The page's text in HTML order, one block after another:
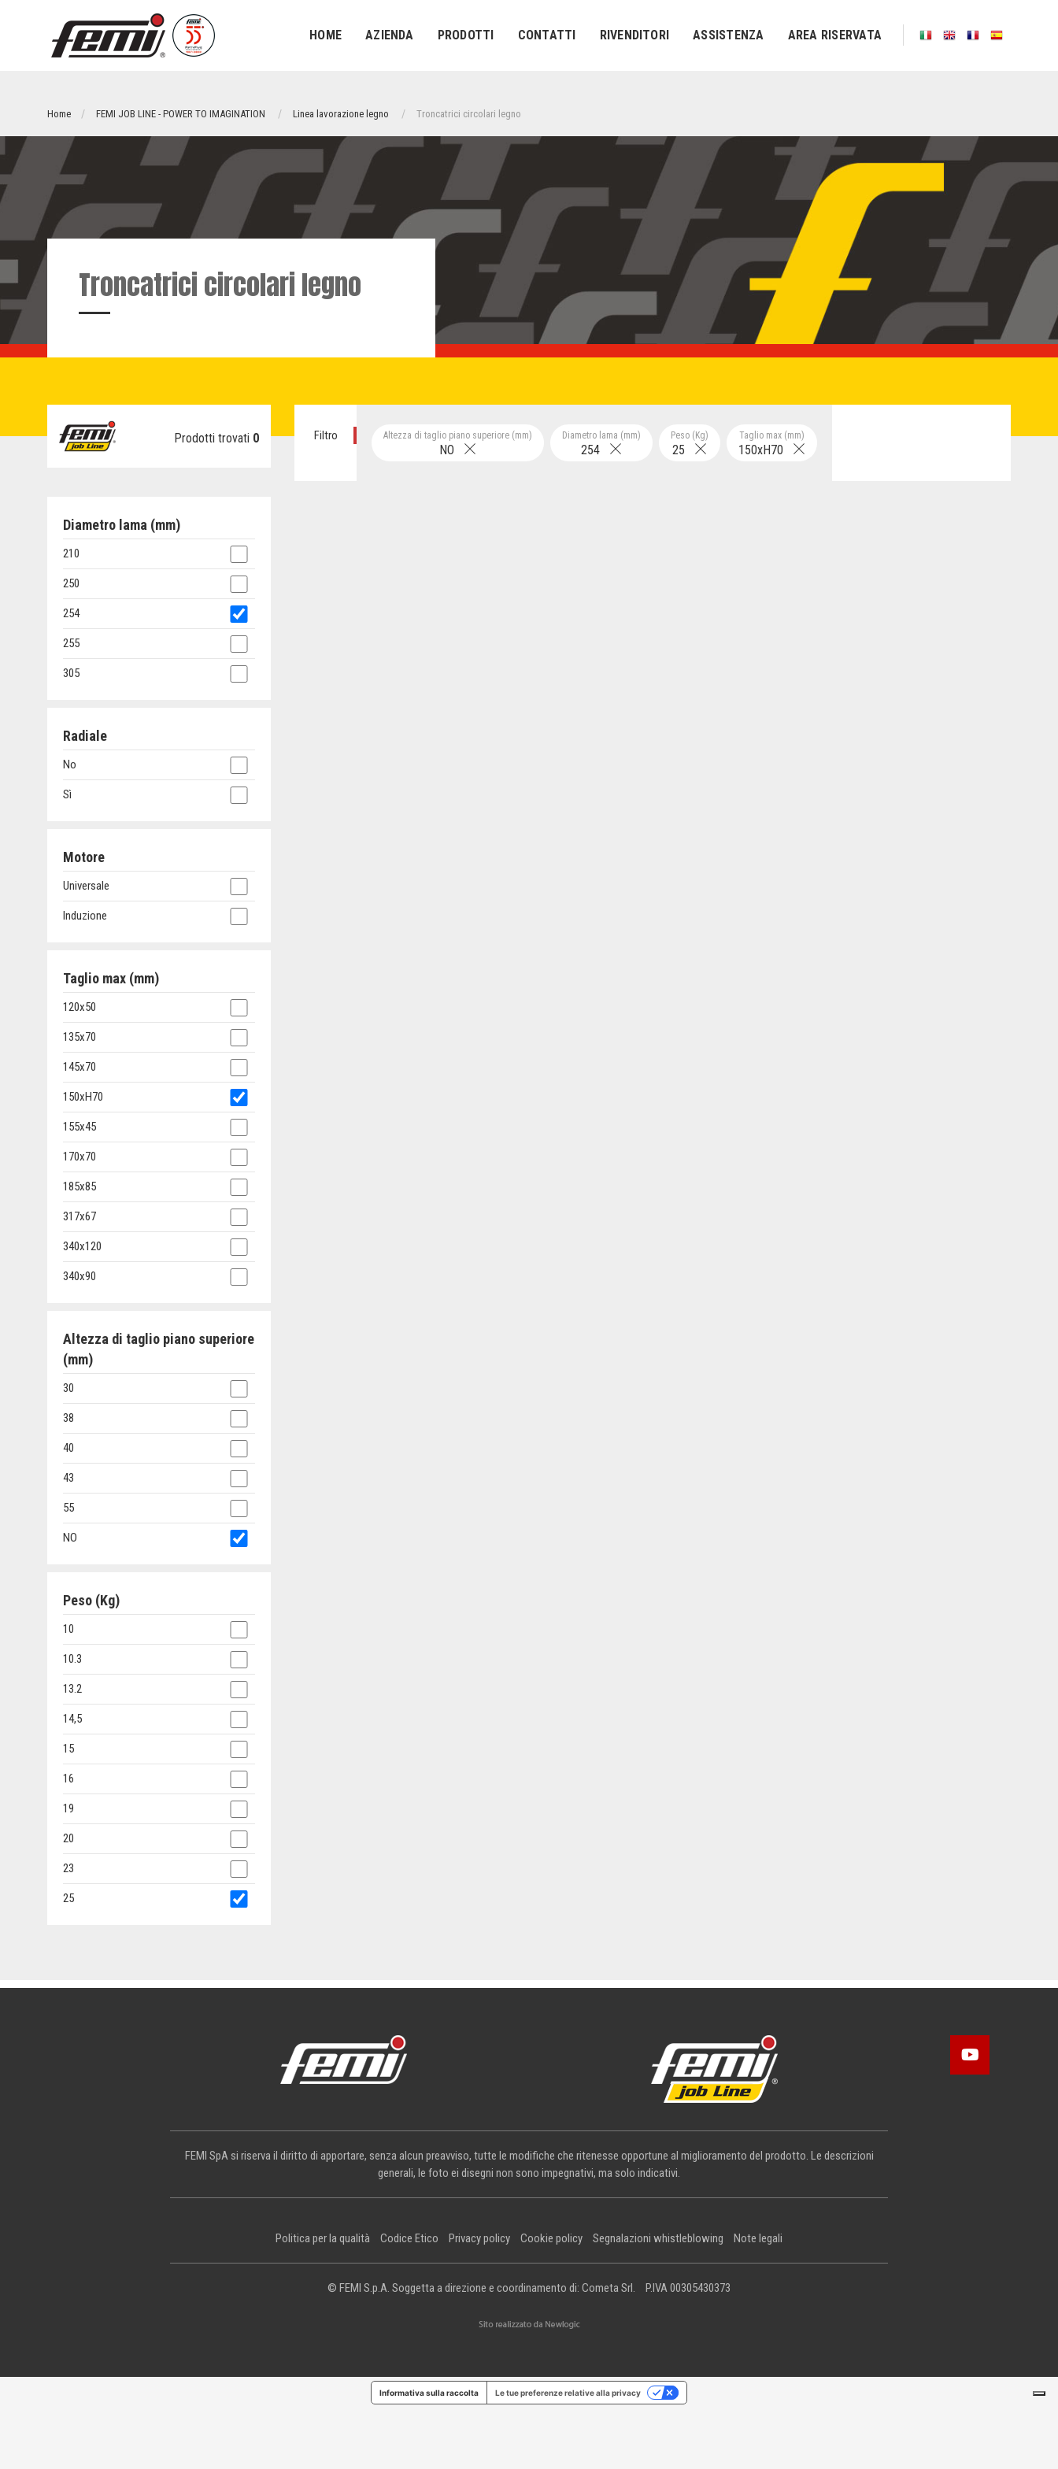
HOME AZIENDA PRODOTTI CONTATTI RIVENDITORI ASSISTENZA AREA RISERVATA
Home FEMI JOB LINE - POWER TO IMAGINATION Linea lavorazione legno Troncatrici circolari legno
Troncatrici circolari legno
Prodotti trovati 0 Filtro Taglio max (mm)
150xH70
Peso (Kg)
25
Diametro lama (mm)
254
Altezza di taglio piano superiore (mm)
NO
Diametro lama (mm)
210
250
254
255
305
Radiale
No
Sì
Motore
Universale
Induzione
Taglio max (mm)
120x50
135x70
145x70
150xH70
155x45
170x70
185x85
317x67
340x120
340x90
Altezza di taglio piano superiore
(mm)
30
38
40
43
55
NO
Peso (Kg)
10
10.3
13.2
14,5
15
16
19
20
23
25
FEMI SpA si riserva il diritto di apportare, senza alcun preavviso, tutte le modifiche che ritenesse opportune al miglioramento del prodotto. Le descrizioni
generali, le foto ei disegni non sono impegnativi, ma solo indicativi.
Politica per la qualità Codice Etico Privacy policy Cookie policy Segnalazioni whistleblowing Note legali
© FEMI S.p.A. Soggetta a direzione e coordinamento di: Cometa Srl. P.IVA 00305430373
Informativa sulla raccolta Le tue preferenze relative alla privacy